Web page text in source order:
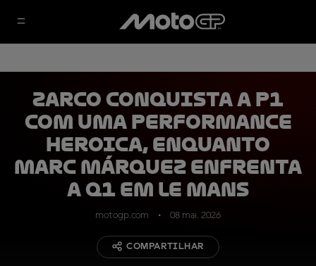
Zarco conquista a P1
com uma performance
heroica, enquanto
Marc Márquez enfrenta
a Q1 em Le Mans
motogp.com 08 mai. 2026
COMPARTILHAR